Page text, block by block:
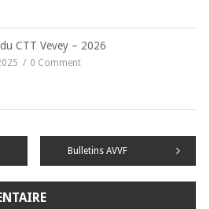
CTT Vevey – 2026
0 Comment
Bulletins AVVF